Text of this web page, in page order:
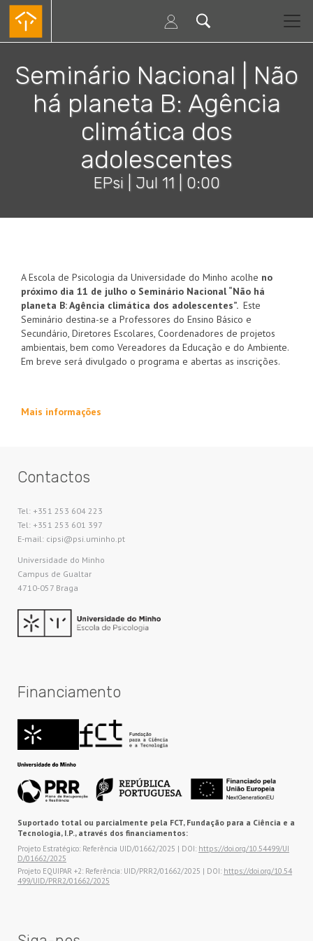
Passar
para
Seminário Nacional | Não
há planeta B: Agência
climática dos
adolescentes
EPsi | Jul 11 | 0:00
A Escola de Psicologia da Universidade do Minho acolhe no
próximo dia 11 de julho o Seminário Nacional “Não há
planeta B: Agência climática dos adolescentes”. Este
Seminário destina-se a Professores do Ensino Básico e
Secundário, Diretores Escolares, Coordenadores de projetos
ambientais, bem como Vereadores da Educação e do Ambiente.
Em breve será divulgado o programa e abertas as inscrições.
Mais informações
Contactos
Tel: +351 253 604 223
Tel: +351 253 601 397
E-mail: cipsi@psi.uminho.pt
Universidade do Minho​
Campus de Gualtar
4710-057 Braga
Financiamento
Suportado total ou parcialmente pela FCT, Fundação para a Ciência e a
Tecnologia, I.P., através dos financiamentos:
Projeto Estratégico: Referência UID/01662/2025 | DOI: https://doi.org/10.54499/UI
D/01662/2025
Projeto EQUIPAR +2: Referência: UID/PRR2/01662/2025 | DOI: https://doi.org/10.54
499/UID/PRR2/01662/2025